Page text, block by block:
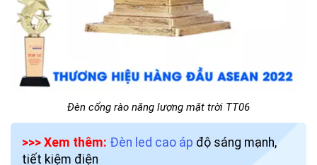
Đèn cổng rào năng lượng mặt trời TT06
>>> Xem thêm: Đèn led cao áp độ sáng mạnh,
tiết kiệm điện